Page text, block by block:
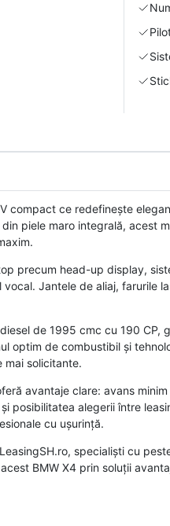
compact ce redefinește
piele maro integrală, acest
precum head-up display,
Jantele de aliaj, farurile
de 1995 cmc cu 190
optim de combustibil și
mai solicitante.
avantaje clare: avans
posibilitatea alegerii între
cu ușurință.
specialiști cu
BMW X4 prin soluții